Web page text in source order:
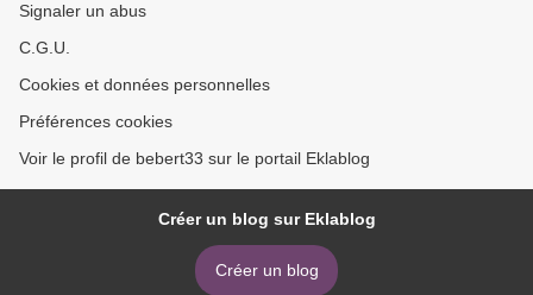
Signaler un abus
C.G.U.
Cookies et données personnelles
Préférences cookies
Voir le profil de bebert33 sur le portail Eklablog
Créer un blog sur Eklablog
Créer un blog